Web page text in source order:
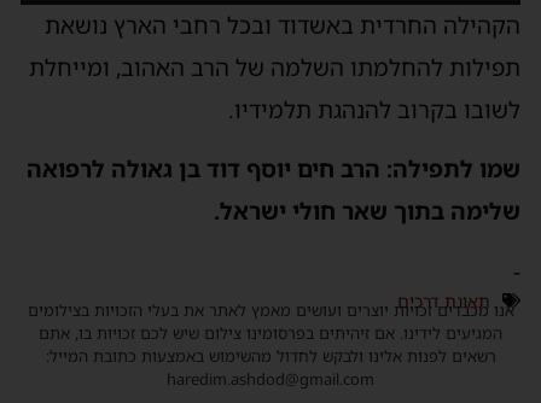
הקהילה החרדית באשדוד ובכל רחבי הארץ נושאת
תפילות להחלמתו השלמה של הרב האהוב, ומייחלת
לשובו בקרוב להנהגת תלמידיו.
שמו לתפילה: הרב חים יוסף דוד בן גאולה לרפואה
שלימה בתוך שאר חולי ישראל.
-
תאונת דרכים
אנו מכבדים זכויות יוצרים ועושים מאמץ לאתר את בעלי הזכויות בצילומים
המגיעים לידינו. אם זיהיתים בפרסומינו צילום שיש לכם זכויות בו, אתם
רשאים לפנות אלינו ולבקש לחדול מהשימוש באמצעות כתובת המייל:
haredim.ashdod@gmail.com